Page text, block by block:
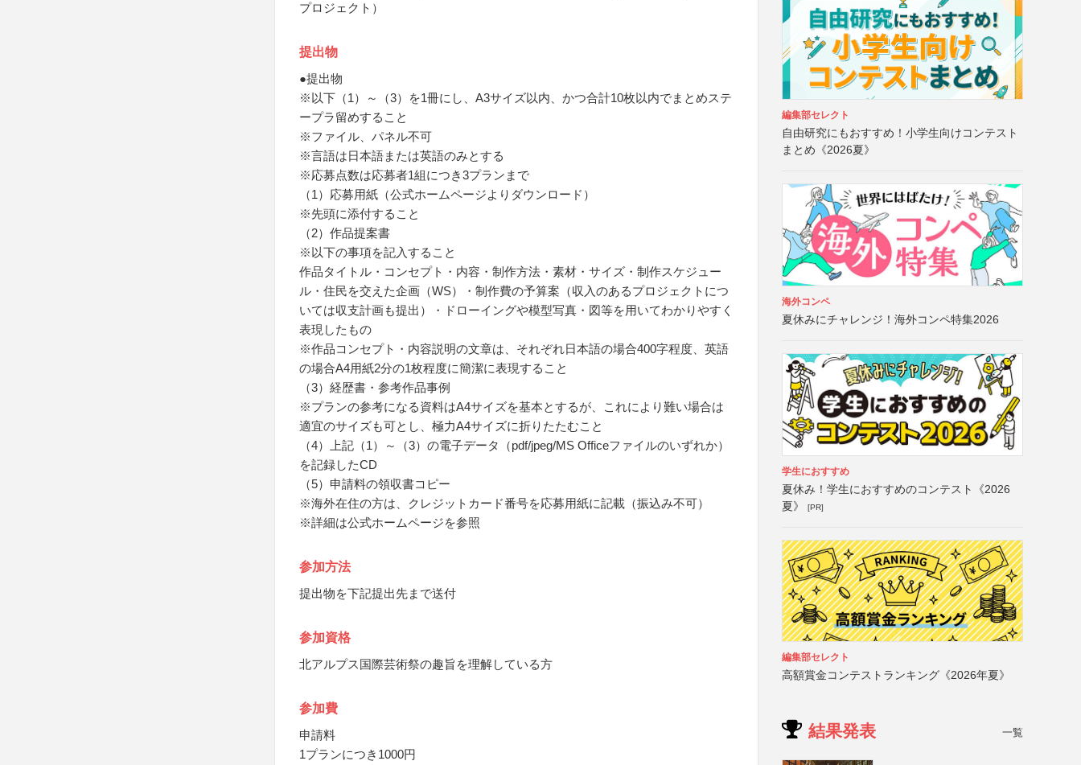
プロジェクト）
提出物
●提出物
※以下（1）～（3）を1冊にし、A3サイズ以内、かつ合計10枚以内でまとめステ
ープラ留めすること
※ファイル、パネル不可
※言語は日本語または英語のみとする
※応募点数は応募者1組につき3プランまで
（1）応募用紙（公式ホームページよりダウンロード）
※先頭に添付すること
（2）作品提案書
※以下の事項を記入すること
作品タイトル・コンセプト・内容・制作方法・素材・サイズ・制作スケジュー
ル・住民を交えた企画（WS）・制作費の予算案（収入のあるプロジェクトにつ
いては収支計画も提出）・ドローイングや模型写真・図等を用いてわかりやすく
表現したもの
※作品コンセプト・内容説明の文章は、それぞれ日本語の場合400字程度、英語
の場合A4用紙2分の1枚程度に簡潔に表現すること
（3）経歴書・参考作品事例
※プランの参考になる資料はA4サイズを基本とするが、これにより難い場合は
適宜のサイズも可とし、極力A4サイズに折りたたむこと
（4）上記（1）～（3）の電子データ（pdf/jpeg/MS Officeファイルのいずれか）
を記録したCD
（5）申請料の領収書コピー
※海外在住の方は、クレジットカード番号を応募用紙に記載（振込み不可）
※詳細は公式ホームページを参照
参加方法
提出物を下記提出先まで送付
参加資格
北アルプス国際芸術祭の趣旨を理解している方
参加費
申請料
1プランにつき1000円
編集部セレクト
自由研究にもおすすめ！小学生向けコンテスト
まとめ《2026夏》
海外コンペ
夏休みにチャレンジ！海外コンペ特集2026
学生におすすめ
夏休み！学生におすすめのコンテスト《2026
夏》
[PR]
編集部セレクト
高額賞金コンテストランキング《2026年夏》
結果発表 一覧